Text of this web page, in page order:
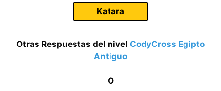
Katara
Otras Respuestas del nivel CodyCross Egipto
Antiguo
O